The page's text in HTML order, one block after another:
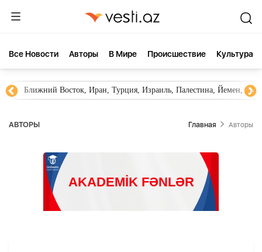
Все Новости Aвторы В Мире Происшествие Культура
Ближний Восток, Иран, Турция, Израиль, Палестина, Йемен,
AВТОРЫ Главная Aвторы